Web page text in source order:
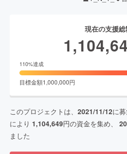
現在の支援
110%達成
目標金額1,000,000円
このプロジェクトは、 2021/11/12に
により 1,104,649円の資金を集め、
ました